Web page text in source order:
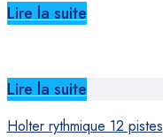
Lire la suite
Lire la suite
Holter rythmique 12 pistes